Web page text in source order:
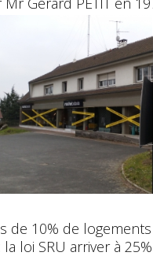
10% de
loi SRU arriver à